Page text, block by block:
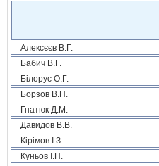
Алексєєв В.Г.
Бабич В.Г.
Білорус О.Г.
Борзов В.П.
Гнатюк Д.М.
Давидов В.В.
Кірімов І.З.
Куньов І.П.